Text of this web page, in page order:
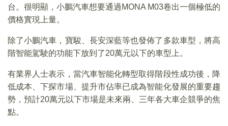
台。很明顯，小鵬汽車想要通過MONA M03卷出一個極低的
價格實現上量。
除了小鵬汽車，寶駿、長安深藍等也發佈了多款車型，將高
階智能駕駛的功能下放到了20萬元以下的車型上。
有業界人士表示，當汽車智能化轉型取得階段性成功後，降
低成本、下探市場、提升市佔率已成為智能化發展的重要趨
勢，預計20萬元以下市場是未來兩、三年各大車企競爭的焦
點。